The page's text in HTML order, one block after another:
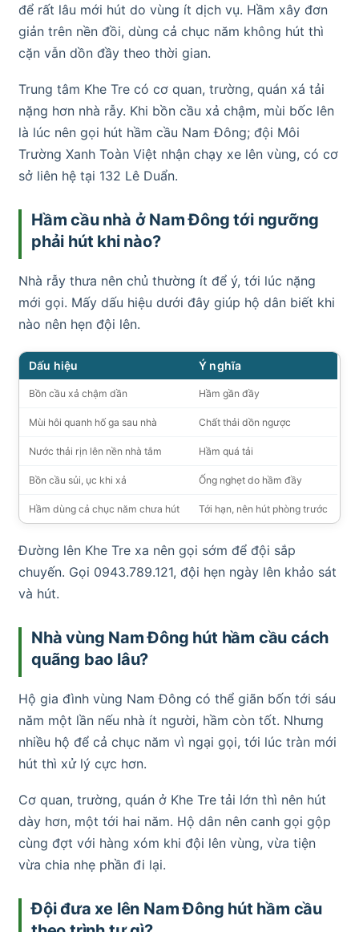
để rất lâu mới hút do vùng ít dịch vụ. Hầm xây đơn
giản trên nền đồi, dùng cả chục năm không hút thì
cặn vẫn dồn đầy theo thời gian.
Trung tâm Khe Tre có cơ quan, trường, quán xá tải
nặng hơn nhà rẫy. Khi bồn cầu xả chậm, mùi bốc lên
là lúc nên gọi hút hầm cầu Nam Đông; đội Môi
Trường Xanh Toàn Việt nhận chạy xe lên vùng, có cơ
sở liên hệ tại 132 Lê Duẩn.
Hầm cầu nhà ở Nam Đông tới ngưỡng
phải hút khi nào?
Nhà rẫy thưa nên chủ thường ít để ý, tới lúc nặng
mới gọi. Mấy dấu hiệu dưới đây giúp hộ dân biết khi
nào nên hẹn đội lên.
Dấu hiệu Ý nghĩa
Bồn cầu xả chậm dần Hầm gần đầy
Mùi hôi quanh hố ga sau nhà Chất thải dồn ngược
Nước thải rịn lên nền nhà tắm Hầm quá tải
Bồn cầu sủi, ục khi xả Ống nghẹt do hầm đầy
Hầm dùng cả chục năm chưa hút Tới hạn, nên hút phòng trước
Đường lên Khe Tre xa nên gọi sớm để đội sắp
chuyến. Gọi 0943.789.121, đội hẹn ngày lên khảo sát
và hút.
Nhà vùng Nam Đông hút hầm cầu cách
quãng bao lâu?
Hộ gia đình vùng Nam Đông có thể giãn bốn tới sáu
năm một lần nếu nhà ít người, hầm còn tốt. Nhưng
nhiều hộ để cả chục năm vì ngại gọi, tới lúc tràn mới
hút thì xử lý cực hơn.
Cơ quan, trường, quán ở Khe Tre tải lớn thì nên hút
dày hơn, một tới hai năm. Hộ dân nên canh gọi gộp
cùng đợt với hàng xóm khi đội lên vùng, vừa tiện
vừa chia nhẹ phần đi lại.
Đội đưa xe lên Nam Đông hút hầm cầu